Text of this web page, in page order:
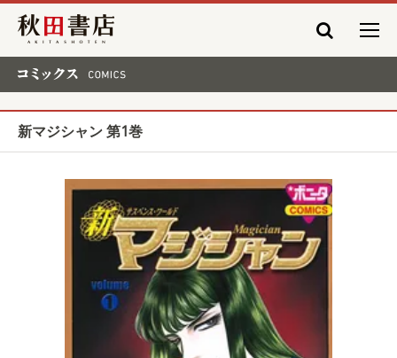
秋田書店
新マジシャン 第1巻